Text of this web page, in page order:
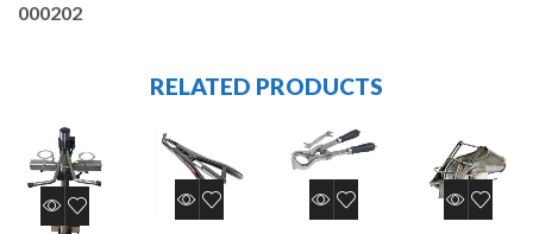
000202
RELATED PRODUCTS